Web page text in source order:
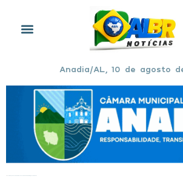
Anadia/AL, 10 de agosto